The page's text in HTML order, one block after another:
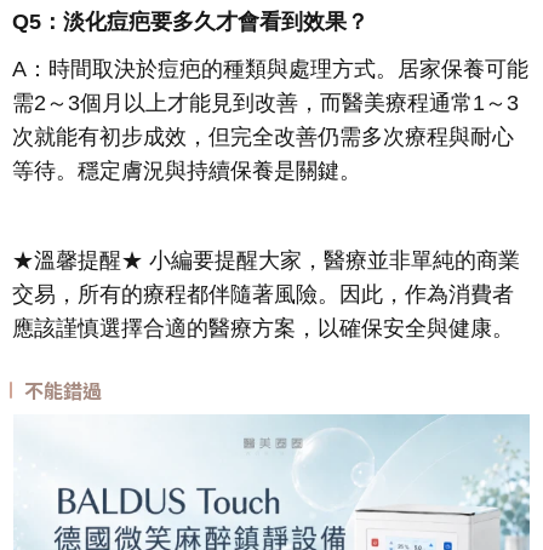
Q5：淡化痘疤要多久才會看到效果？
A：時間取決於痘疤的種類與處理方式。居家保養可能
需2～3個月以上才能見到改善，而醫美療程通常1～3
次就能有初步成效，但完全改善仍需多次療程與耐心
等待。穩定膚況與持續保養是關鍵。
★溫馨提醒★ 小編要提醒大家，醫療並非單純的商業
交易，所有的療程都伴隨著風險。因此，作為消費者
應該謹慎選擇合適的醫療方案，以確保安全與健康。
不能錯過